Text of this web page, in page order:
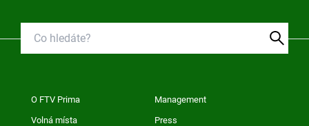
O FTV Prima Management
Volná místa Press